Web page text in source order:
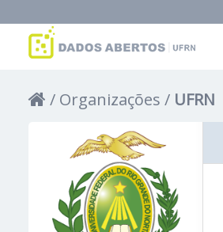
Organizações UFRN